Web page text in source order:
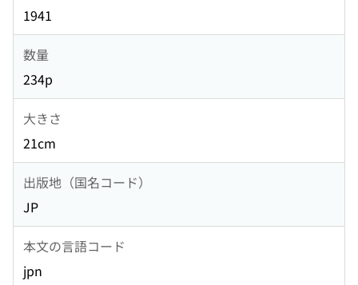
1941
数量
234p
大きさ
21cm
出版地（国名コード）
JP
本文の言語コード
jpn